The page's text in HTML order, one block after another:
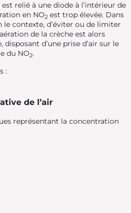
est relié à une diode à l’intérieur de
en NO2 est trop élevée. Dans
le contexte, d’éviter ou de limiter
de la crèche est alors
d’une prise d’air sur le
du NO2.
:
de l’air
représentant la concentration